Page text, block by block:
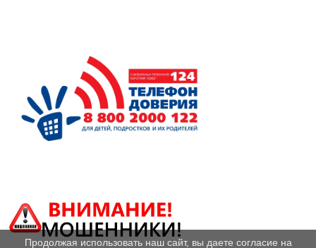
Продолжая использовать наш сайт, вы даете согласие на